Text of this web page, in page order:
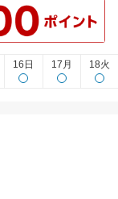
16日 17月 18火